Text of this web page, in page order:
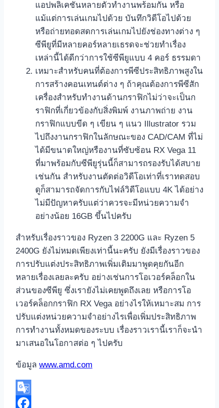
แอปพลิเคชันหลายตัวทำงานพร้อมกัน หรือ
แม้แต่การเล่นเกมไปด้วย บันทึกวิดีโอไปด้วย
หรือถ่ายทอดสดการเล่นเกมไปยังช่องทางต่าง ๆ
ซีพียูที่มีหลายคอร์หลายเธรดจะช่วยทำเรื่อง
เหล่านี้ได้ดีกว่าการใช้ซีพียูแบบ 4 คอร์ ธรรมดา
เหมาะสำหรับคนที่ต้องการพีซีประสิทธิภาพสูงใน
การสร้างคอนเทนต์ต่าง ๆ ถ้าคุณต้องการพีซีสัก
เครื่องสำหรับทำงานด้านกราฟิกไม่ว่าจะเป็นก
ราฟิกที่เกี่ยวข้องกับสิ่งพิมพ์ งานภาพถ่าย งาน
กราฟิกแบบขีด ๆ เขียน ๆ แนว Illustrator รวม
ไปถึงงานกราฟิกในลักษณะของ CAD/CAM ที่ไม่
ได้มีขนาดใหญ่หรืองานที่ซับซ้อน RX Vega 11
ที่มาพร้อมกับซีพียูรุ่นนี้ก็สามารถรองรับได้สบาย
เช่นกัน สำหรับงานตัดต่อวิดีโอเท่าที่เราทดสอบ
ดูก็สามารถจัดการกับไฟล์วิดีโอแบบ 4K ได้อย่าง
ไม่มีปัญหาครับแต่ว่าควรจะมีหน่วยความจำ
อย่างน้อย 16GB ขึ้นไปครับ
สำหรับเรื่องราวของ Ryzen 3 2200G และ Ryzen 5
2400G ยังไม่หมดเพียงเท่านี้นะครับ ยังมีเรื่องราวของ
การปรับแต่งประสิทธิภาพเพิ่มเติมมาพูดคุยกันอีก
หลายเรื่องเลยละครับ อย่างเช่นการโอเวอร์คล็อกใน
ส่วนของซีพียู ซึ่งเรายังไม่เคยพูดถึงเลย หรือการโอ
เวอร์คล็อกกราฟิก RX Vega อย่างไรให้เหมาะสม การ
ปรับแต่งหน่วยความจำอย่างไรเพื่อเพิ่มประสิทธิภาพ
การทำงานทั้งหมดของระบบ เรื่องราวเรานี้เราก็จะนำ
มาเสนอในโอกาสต่อ ๆ ไปครับ
ข้อมูล www.amd.com
Google